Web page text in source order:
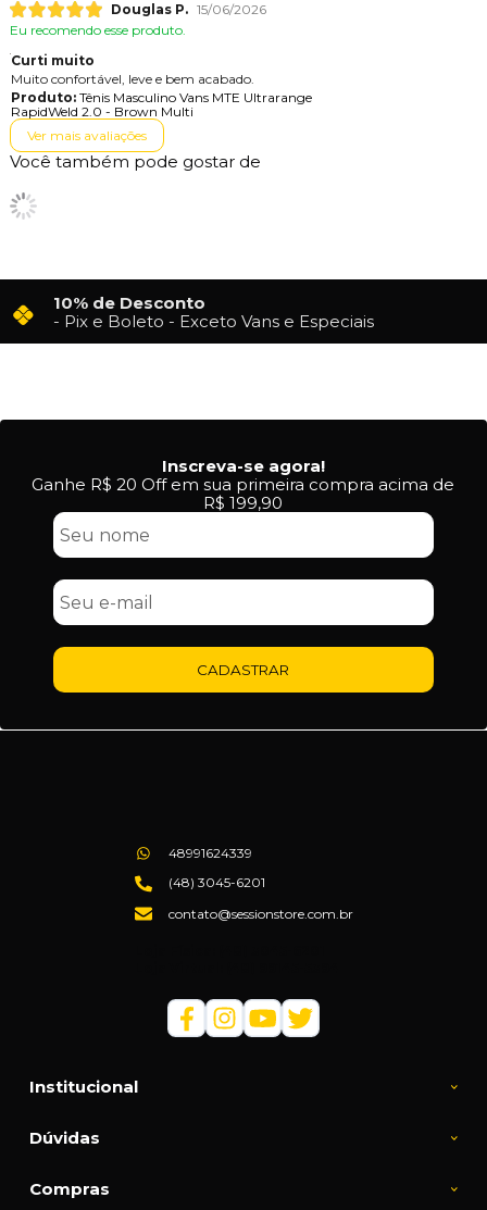
Douglas P. 15/06/2026
Eu recomendo esse produto.
Curti muito
Muito confortável, leve e bem acabado.
Produto:Tênis Masculino Vans MTE Ultrarange
RapidWeld 2.0 - Brown Multi
Ver mais avaliações
Você também pode gostar de
10% de Desconto
- Pix e Boleto - Exceto Vans e Especiais
Inscreva-se agora!
Ganhe R$ 20 Off em sua primeira compra acima de
R$ 199,90
CADASTRAR
Institucional
Dúvidas
Compras
48991624339
(48) 3045-6201
contato@sessionstore.com.br